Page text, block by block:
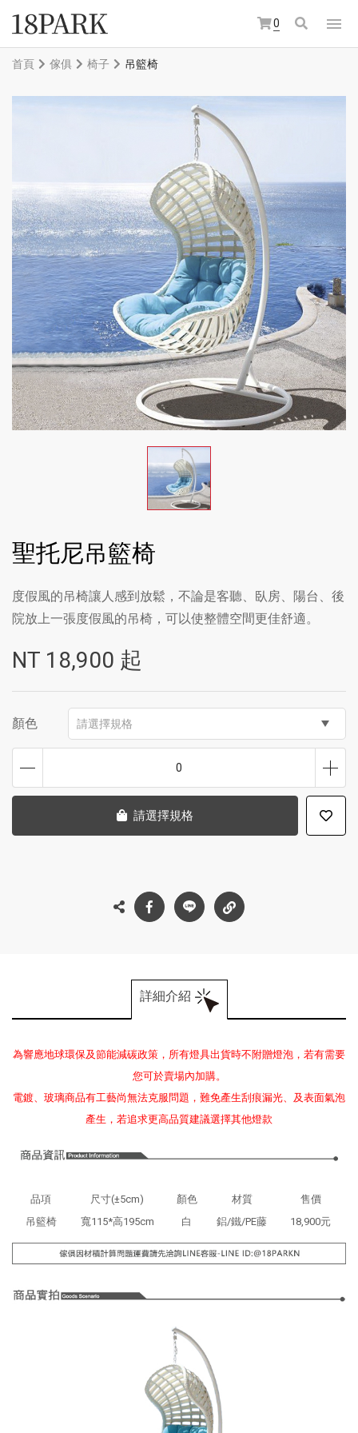
0
首頁 傢俱 椅子 吊籃椅
聖托尼吊籃椅
度假風的吊椅讓人感到放鬆，不論是客聽、臥房、陽台、後
院放上一張度假風的吊椅，可以使整體空間更佳舒適。
NT 18,900 起
顏色 請選擇規格
0
請選擇規格
詳細介紹
為響應地球環保及節能減碳政策，所有燈具出貨時不附贈燈泡，若有需要
您可於賣場內加購。
電鍍、玻璃商品有工藝尚無法克服問題，難免產生刮痕漏光、及表面氣泡
產生，若追求更高品質建議選擇其他燈款
品項 尺寸(±5cm) 顏色 材質
售價
吊籃椅
寬115*高195cm 白 鋁/鐵/PE藤 18,900元